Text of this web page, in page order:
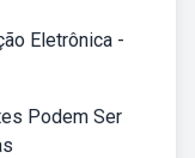
Eletrônica -
Podem Ser